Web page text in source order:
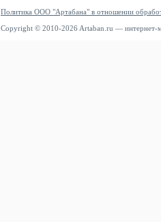
Политика ООО "Артабана" в отношении
Copyright © 2010-2026 Artaban.ru — интернет-